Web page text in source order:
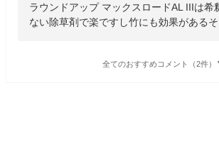
ラウンドアップ マックスロードAL IIIは希
ない除草剤で楽ですし竹にも効果がある
全てのおすすめコメント（2件）